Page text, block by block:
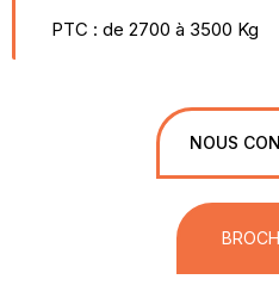
PTC : de 2700 à 3500 Kg
NOUS